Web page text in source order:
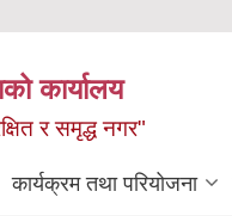
कार्यालय
र समृद्ध नगर"
कार्यक्रम तथा परियोजना